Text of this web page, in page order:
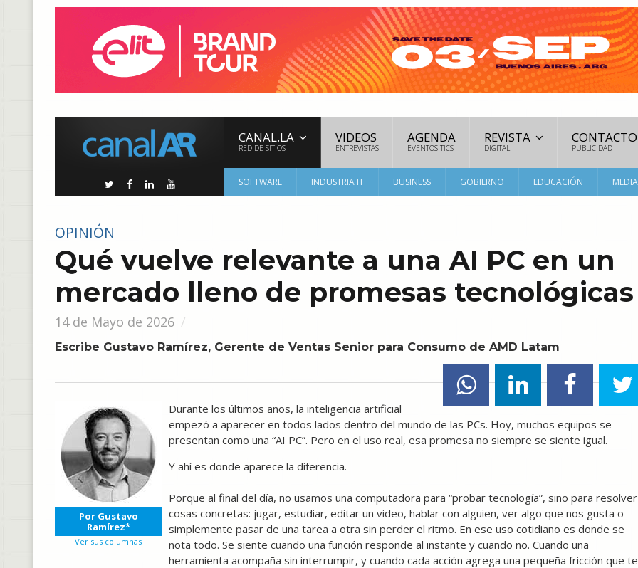
CANAL.LA
RED DE SITIOS
VIDEOS
ENTREVISTAS
AGENDA
EVENTOS TICS
REVISTA
DIGITAL
CONTACTO
PUBLICIDAD
SOFTWARE INDUSTRIA IT BUSINESS GOBIERNO EDUCACIÓN
OPINIÓN
Qué vuelve relevante a una AI PC en un
mercado lleno de promesas tecnológicas
14 de Mayo de 2026
Escribe Gustavo Ramírez, Gerente de Ventas Senior para Consumo de AMD Latam
Por Gustavo
Ramírez*
Ver sus columnas
Durante los últimos años, la inteligencia artificial
empezó a aparecer en todos lados dentro del mundo de las PCs. Hoy, muchos equipos se
presentan como una “AI PC”. Pero en el uso real, esa promesa no siempre se siente igual.
Y ahí es donde aparece la diferencia.
Porque al final del día, no usamos una computadora para “probar tecnología”, sino para resolver
cosas concretas: jugar, estudiar, editar un video, hablar con alguien, ver algo que nos gusta o
simplemente pasar de una tarea a otra sin perder el ritmo. En ese uso cotidiano es donde se
nota todo. Se siente cuando una función responde al instante y cuando no. Cuando una
herramienta acompaña sin interrumpir, y cuando cada acción agrega una pequeña fricción que te